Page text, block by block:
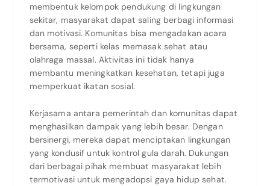
membentuk kelompok pendukung di lingkungan
sekitar, masyarakat dapat saling berbagi informasi
dan motivasi. Komunitas bisa mengadakan acara
bersama, seperti kelas memasak sehat atau
olahraga massal. Aktivitas ini tidak hanya
membantu meningkatkan kesehatan, tetapi juga
memperkuat ikatan sosial.
Kerjasama antara pemerintah dan komunitas dapat
menghasilkan dampak yang lebih besar. Dengan
bersinergi, mereka dapat menciptakan lingkungan
yang kondusif untuk kontrol gula darah. Dukungan
dari berbagai pihak membuat masyarakat lebih
termotivasi untuk mengadopsi gaya hidup sehat.